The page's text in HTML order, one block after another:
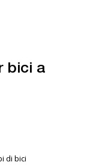
bici a
di bici